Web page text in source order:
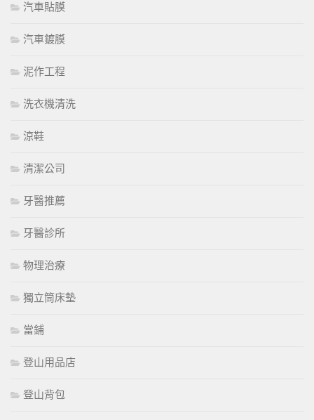
汽車貼膜
汽車鍍膜
泥作工程
洗衣機清洗
涼鞋
清潔公司
牙醫推薦
牙醫診所
物理治療
獨立筒床墊
當鋪
登山用品店
登山背包